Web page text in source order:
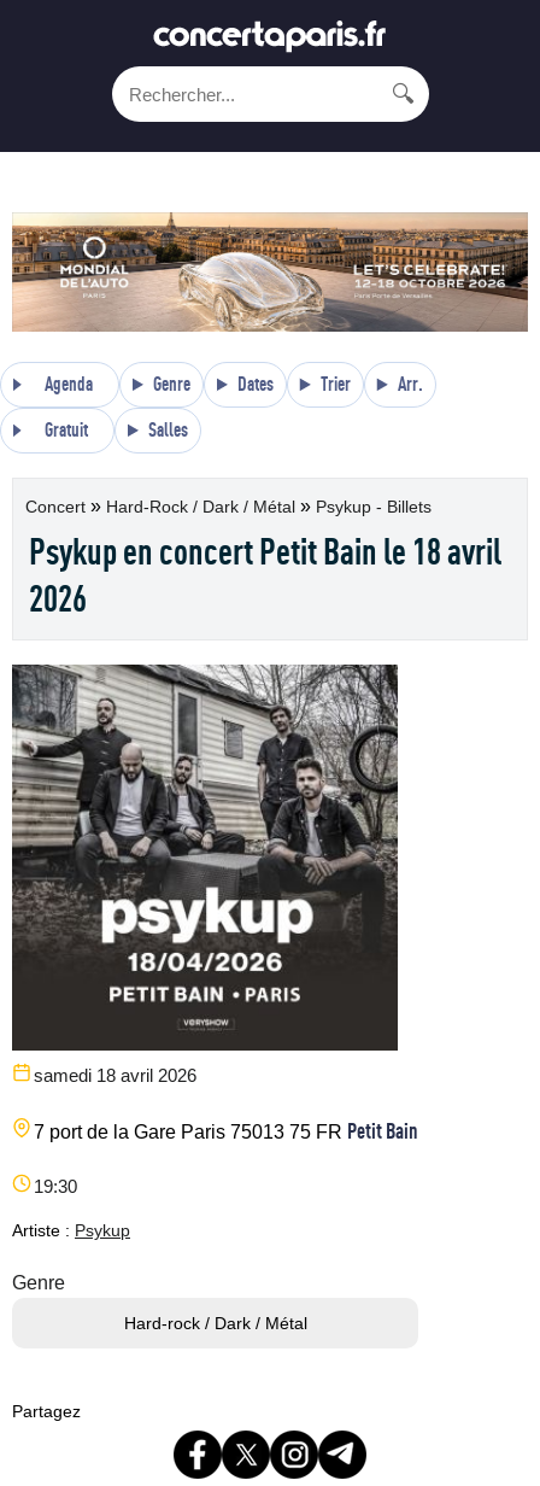
🔍
Agenda Genre Dates Trier Arr.
Gratuit Salles
Concert » Hard-Rock / Dark / Métal » Psykup - Billets
Psykup en concert Petit Bain le 18 avril
2026
samedi 18 avril 2026
7 port de la Gare Paris 75013 75 FR Petit Bain
19:30
Artiste : Psykup
Genre
Hard-rock / Dark / Métal
Partagez